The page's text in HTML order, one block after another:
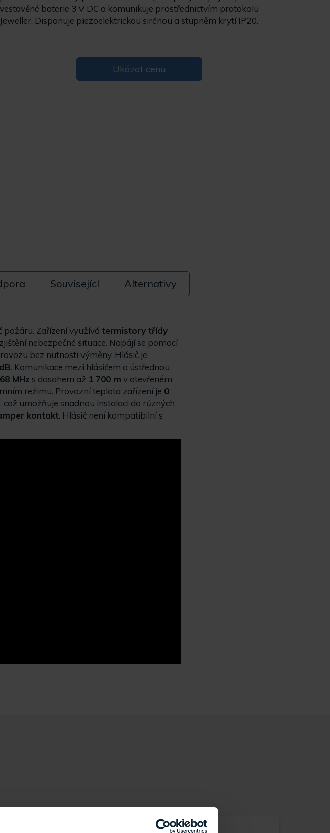
vestavěné baterie 3 V DC a komunikuje prostřednictvím protokolu
Jeweller. Disponuje piezoelektrickou sirénou a stupněm krytí IP20.
Ukázat cenu
Související Alternativy
požáru. Zařízení využívá termistory třídy
nebezpečné situace. Napájí se pomocí
bez nutnosti výměny. Hlásič je
. Komunikace mezi hlásičem a ústřednou
MHz s dosahem až 1 700 m v otevřeném
režimu. Provozní teplota zařízení je 0
, což umožňuje snadnou instalaci do různých
kontakt. Hlásič není kompatibilní s